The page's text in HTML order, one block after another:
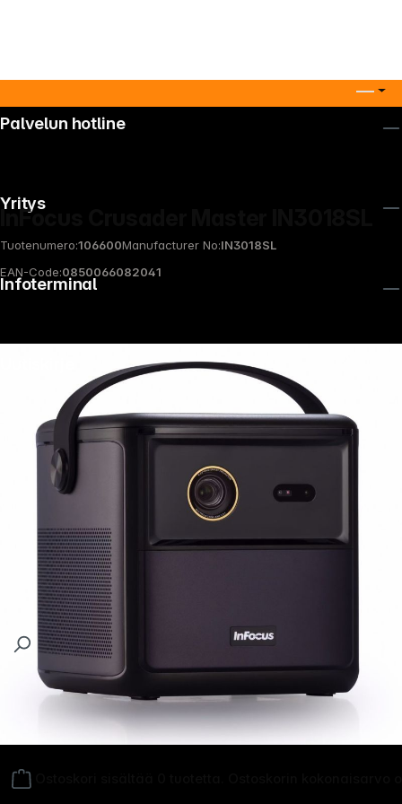
InFocus Crusader Master IN3018SL
Tuotenumero:106600Manufacturer No:IN3018SL
EAN-Code:0850066082041
Palvelun hotline
Yritys
Infoterminal
Follow us on